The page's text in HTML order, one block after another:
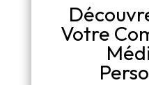
Votre